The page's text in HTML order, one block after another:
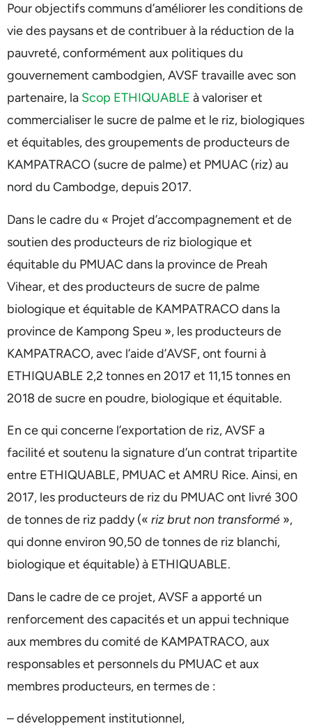
Pour objectifs communs d’améliorer les conditions de
vie des paysans et de contribuer à la réduction de la
pauvreté, conformément aux politiques du
gouvernement cambodgien, AVSF travaille avec son
partenaire, la Scop ETHIQUABLE à valoriser et
commercialiser le sucre de palme et le riz, biologiques
et équitables, des groupements de producteurs de
KAMPATRACO (sucre de palme) et PMUAC (riz) au
nord du Cambodge, depuis 2017.
Dans le cadre du « Projet d’accompagnement et de
soutien des producteurs de riz biologique et
équitable du PMUAC dans la province de Preah
Vihear, et des producteurs de sucre de palme
biologique et équitable de KAMPATRACO dans la
province de Kampong Speu », les producteurs de
KAMPATRACO, avec l’aide d’AVSF, ont fourni à
ETHIQUABLE 2,2 tonnes en 2017 et 11,15 tonnes en
2018 de sucre en poudre, biologique et équitable.
En ce qui concerne l’exportation de riz, AVSF a
facilité et soutenu la signature d’un contrat tripartite
entre ETHIQUABLE, PMUAC et AMRU Rice. Ainsi, en
2017, les producteurs de riz du PMUAC ont livré 300
de tonnes de riz paddy (« riz brut non transformé »,
qui donne environ 90,50 de tonnes de riz blanchi,
biologique et équitable) à ETHIQUABLE.
Dans le cadre de ce projet, AVSF a apporté un
renforcement des capacités et un appui technique
aux membres du comité de KAMPATRACO, aux
responsables et personnels du PMUAC et aux
membres producteurs, en termes de :
– développement institutionnel,